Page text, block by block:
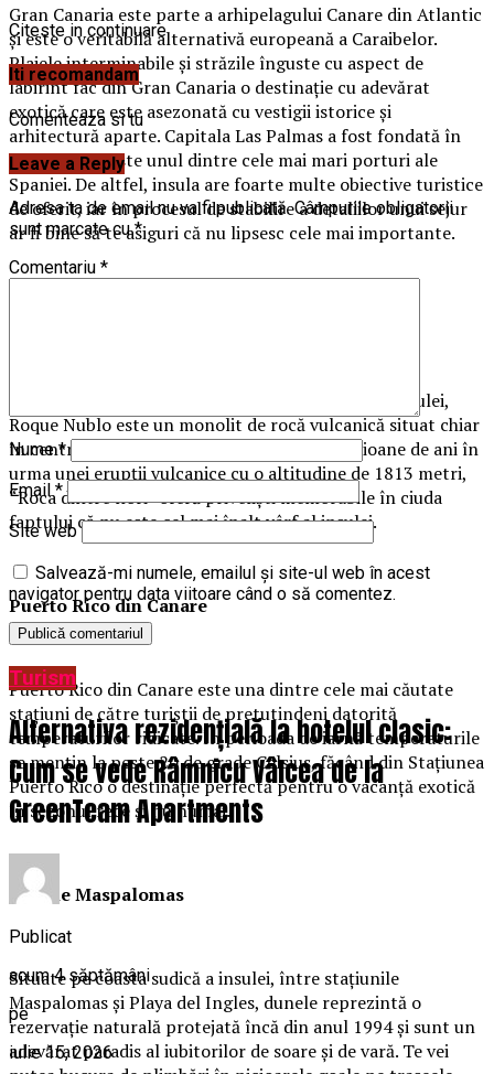
Gran Canaria este parte a arhipelagului Canare din Atlantic
și este o veritabilă alternativă europeană a Caraibelor.
Plajele interminabile și străzile înguste cu aspect de
labirint fac din Gran Canaria o destinație cu adevărat
exotică care este asezonată cu vestigii istorice și
arhitectură aparte. Capitala Las Palmas a fost fondată în
anul 1478 și este unul dintre cele mai mari porturi ale
Spaniei. De altfel, insula are foarte multe obiective turistice
de oferit, iar în procesul de stabilire a detaliilor unui sejur
ar fi bine să te asiguri că nu lipsesc cele mai importante.
Cel mai important punct de atracție turistică al insulei,
Roque Nublo este un monolit de rocă vulcanică situat chiar
în centrul insulei. Format în urmă cu 4,5 milioane de ani în
urma unei erupții vulcanice cu o altitudine de 1813 metri,
“Roca dintre nori” oferă priveliști memorabile în ciuda
faptului că nu este cel mai înalt vârf al insulei.
Puerto Rico din Canare
Puerto Rico din Canare este una dintre cele mai căutate
stațiuni de către turiștii de pretutindeni datorită
temperaturilor ridicate. În perioada de iarnă temperaturile
se mențin la peste 20 de grade Celsius, făcând din Stațiunea
Puerto Rico o destinație perfectă pentru o vacanță exotică
în sezonul rece și nu numai.
Dunele Maspalomas
Situate pe coasta sudică a insulei, între stațiunile
Maspalomas și Playa del Ingles, dunele reprezintă o
rezervație naturală protejată încă din anul 1994 și sunt un
adevărat paradis al iubitorilor de soare și de vară. Te vei
Citeste in continuare
Iti recomandam
Comenteaza si tu
Leave a Reply
Adresa ta de email nu va fi publicată. Câmpurile obligatorii
sunt marcate cu*
Comentariu *
Nume*
Email*
Site web
Salvează-mi numele, emailul și site-ul web în acest
navigator pentru data viitoare când o să comentez.
Turism
Alternativa rezidențială la hotelul clasic:
Cum se vede Râmnicu Vâlcea de la
GreenTeam Apartments
Publicat
acum 4 săptămâni
pe
iulie 15, 2026